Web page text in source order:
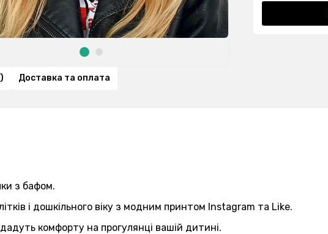
Доставка та оплата
з бафом.
і дошкільного віку з модним принтом Instagram та Like.
комфорту на прогулянці вашій дитині.